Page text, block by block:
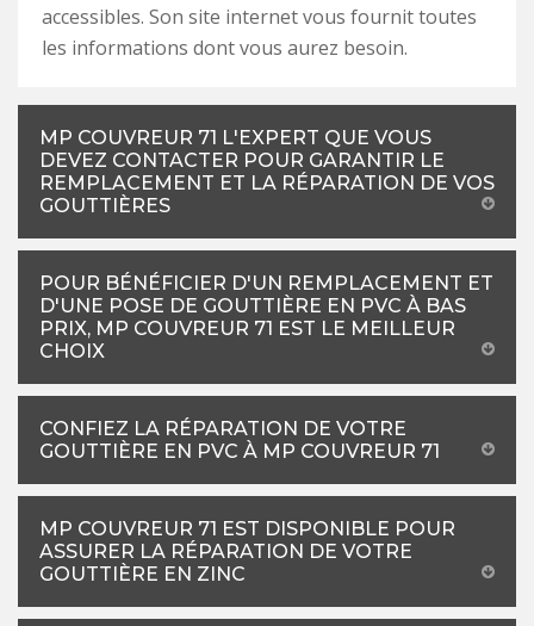
accessibles. Son site internet vous fournit toutes
les informations dont vous aurez besoin.
MP COUVREUR 71 L'EXPERT QUE VOUS
DEVEZ CONTACTER POUR GARANTIR LE
REMPLACEMENT ET LA RÉPARATION DE VOS
GOUTTIÈRES
POUR BÉNÉFICIER D'UN REMPLACEMENT ET
D'UNE POSE DE GOUTTIÈRE EN PVC À BAS
PRIX, MP COUVREUR 71 EST LE MEILLEUR
CHOIX
CONFIEZ LA RÉPARATION DE VOTRE
GOUTTIÈRE EN PVC À MP COUVREUR 71
MP COUVREUR 71 EST DISPONIBLE POUR
ASSURER LA RÉPARATION DE VOTRE
GOUTTIÈRE EN ZINC